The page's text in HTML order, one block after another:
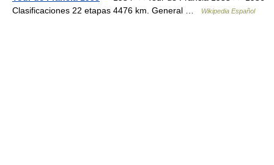
Clasificaciones 22 etapas 4476 km. General …
Wikipedia Español